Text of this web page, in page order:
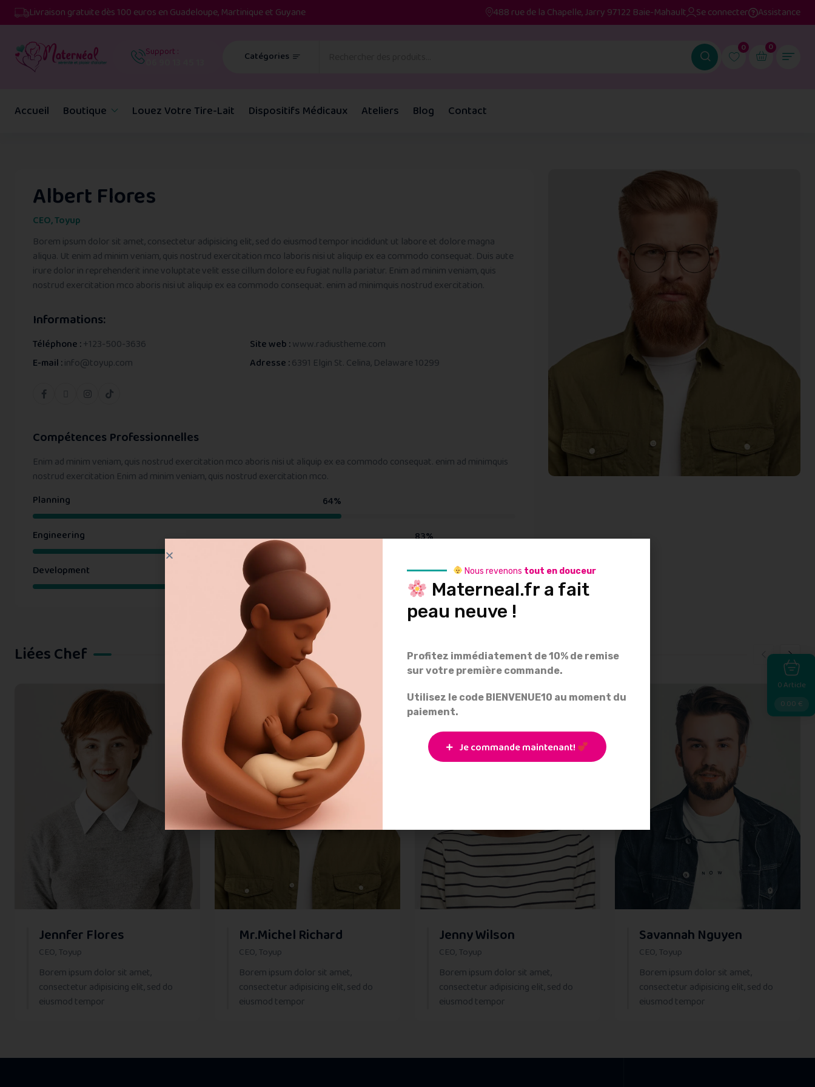
Livraison gratuite dès 100 euros en Guadeloupe, Martinique et Guyane 488 rue de la Chapelle, Jarry 97122 Baie-Mahault Se connecter Assistance
Support : Catégories
0 0
Accueil Boutique Louez Votre Tire-Lait Dispositifs Médicaux Ateliers Blog Contact
Albert Flores
CEO, Toyup
Borem ipsum dolor sit amet, consectetur adipisicing elit, sed do eiusmod tempor incididunt ut labore et dolore magna
aliqua. Ut enim ad minim veniam, quis nostrud exercitation mco laboris nisi ut aliquip ex ea commodo consequat. Duis aute
irure dolor in reprehenderit inne voluptate velit esse cillum dolore eu fugiat nulla pariatur. Enim ad minim veniam, quis
nostrud exercitation mco aboris nisi ut aliquip ex ea commodo consequat. enim ad minimquis nostrud exercitation.
Informations:
Téléphone :+123-500-3636 Site web :www.radiustheme.com
E-mail :info@toyup.com Adresse :6391 Elgin St. Celina, Delaware 10299
Compétences Professionnelles
Enim ad minim veniam, quis nostrud exercitation mco aboris nisi ut aliquip ex ea commodo consequat. enim ad minimquis
nostrud exercitation Enim ad minim veniam, quis nostrud exercitation mco.
Planning
64%
Engineering 83%
Development
Liées Chef
Jennfer Flores
CEO, Toyup
Borem ipsum dolor sit amet,
consectetur adipisicing elit, sed do
eiusmod tempor
Mr.Michel Richard
CEO, Toyup
Borem ipsum dolor sit amet,
consectetur adipisicing elit, sed do
eiusmod tempor
Jenny Wilson
CEO, Toyup
Borem ipsum dolor sit amet,
consectetur adipisicing elit, sed do
eiusmod tempor
Savannah Nguyen
CEO, Toyup
Borem ipsum dolor sit amet,
consectetur adipisicing elit, sed do
eiusmod tempor
0Article
0.00 €
Nous revenons tout en douceur
Materneal.fr a fait
peau neuve !
Profitez immédiatement de 10% de remise
sur votre première commande.
Utilisez le code BIENVENUE10 au moment du
paiement.
Je commande maintenant!